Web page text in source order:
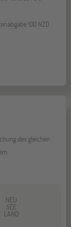
100 NZD
des gleichen
NEU
SEE
LAND